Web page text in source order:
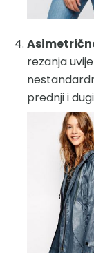
rezanja
prednji i